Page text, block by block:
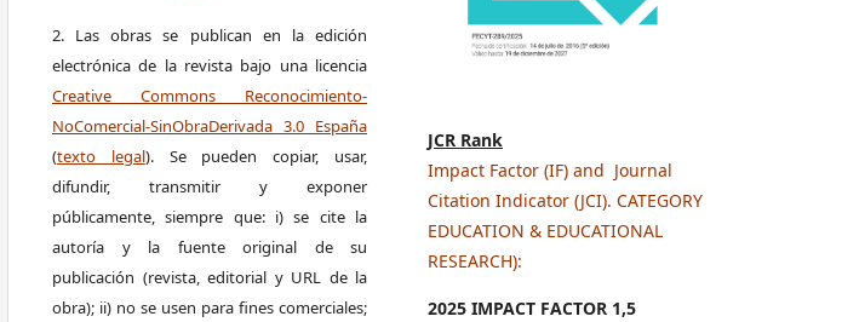
2. Las obras se publican en la edición
electrónica de la revista bajo una licencia
Creative Commons Reconocimiento-
NoComercial-SinObraDerivada 3.0 España
(texto legal). Se pueden copiar, usar,
difundir, transmitir y exponer
públicamente, siempre que: i) se cite la
autoría y la fuente original de su
publicación (revista, editorial y URL de la
obra); ii) no se usen para fines comerciales;
JCR Rank
Impact Factor (IF) and Journal
Citation Indicator (JCI). CATEGORY
EDUCATION & EDUCATIONAL
RESEARCH):
2025 IMPACT FACTOR 1,5